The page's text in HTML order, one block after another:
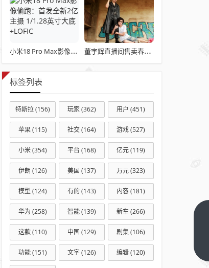
小米18 Pro Max影像偷跑：首发全新2亿主摄 1/1.28英寸大底+LOFIC 董宇辉直播间售卖春联引发争议
标签列表
特斯拉(156) 玩家(362) 用户 (451)
苹果(115) 社交(164) 游戏(527)
小米(354) 平台 (168) 亿元(119)
伊朗 (126) 美国 (137) 万元(323)
模型 (124) 有的 (143) 内容(181)
华为 (258) 智能(139) 新车(266)
这款(110) 中国 (129) 剧集(106)
功能(151) 文字(126) 编辑(120)